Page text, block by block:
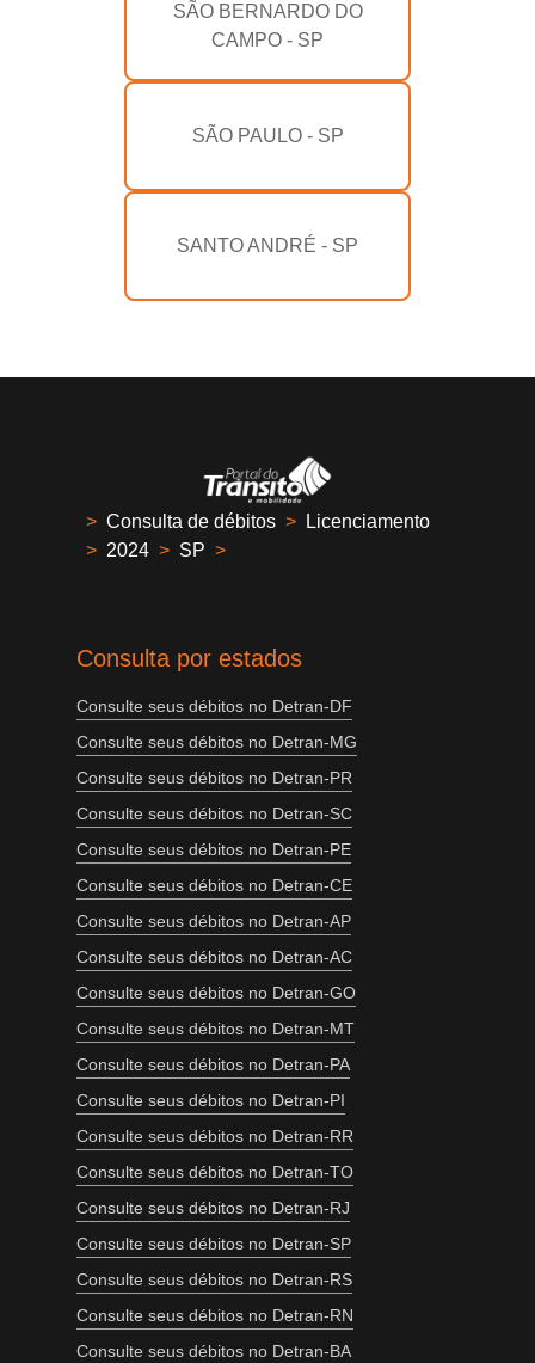
SÃO BERNARDO DO
CAMPO - SP
SÃO PAULO - SP
SANTO ANDRÉ - SP
> Consulta de débitos >
Licenciamento
> 2024 > SP >
Consulta por estados
Consulte seus débitos no Detran-DF
Consulte seus débitos no Detran-MG
Consulte seus débitos no Detran-PR
Consulte seus débitos no Detran-SC
Consulte seus débitos no Detran-PE
Consulte seus débitos no Detran-CE
Consulte seus débitos no Detran-AP
Consulte seus débitos no Detran-AC
Consulte seus débitos no Detran-GO
Consulte seus débitos no Detran-MT
Consulte seus débitos no Detran-PA
Consulte seus débitos no Detran-PI
Consulte seus débitos no Detran-RR
Consulte seus débitos no Detran-TO
Consulte seus débitos no Detran-RJ
Consulte seus débitos no Detran-SP
Consulte seus débitos no Detran-RS
Consulte seus débitos no Detran-RN
Consulte seus débitos no Detran-BA